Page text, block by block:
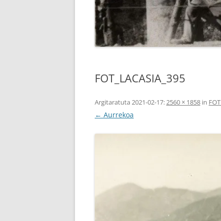
FOT_LACASIA_395
Argitaratuta 2021-02-17:2560 × 1858 in
← Aurrekoa